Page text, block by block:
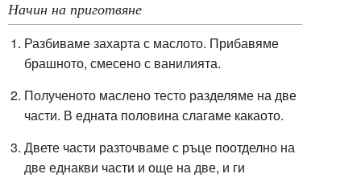
Начин на приготвяне
Разбиваме захартас маслото. Прибавяме
брашното, смесено с ванилията.
Полученото маслено тесто разделяме на две
части. В едната половина слагаме какаото.
Двете части разточваме с ръце поотделно на
две еднакви части и още на две, и ги